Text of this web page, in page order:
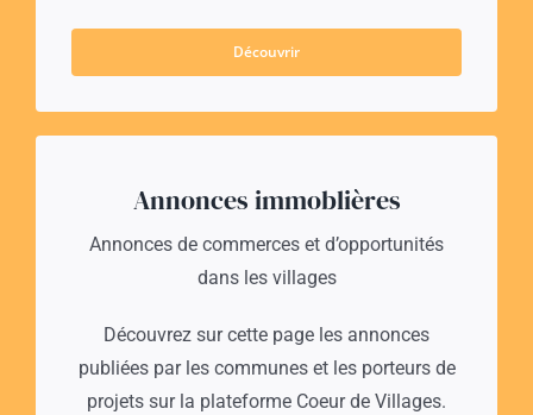
Découvrir
Annonces immoblières
Annonces de commerces et d’opportunités
dans les villages
Découvrez sur cette page les annonces
publiées par les communes et les porteurs de
projets sur la plateforme Coeur de Villages.